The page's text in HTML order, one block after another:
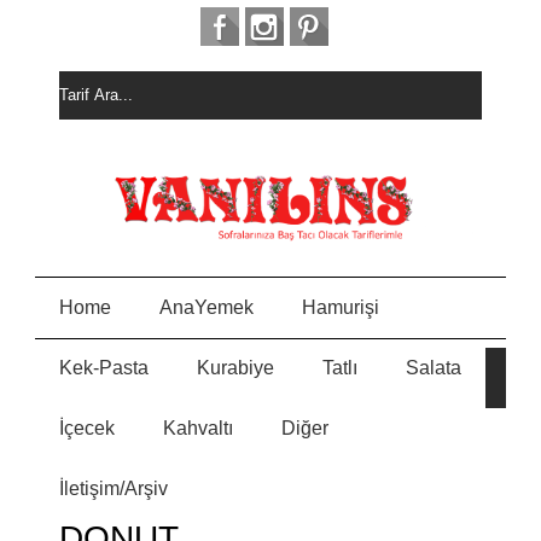
Home AnaYemek Hamurişi
Kek-Pasta Kurabiye Tatlı Salata
İçecek Kahvaltı Diğer
İletişim/Arşiv